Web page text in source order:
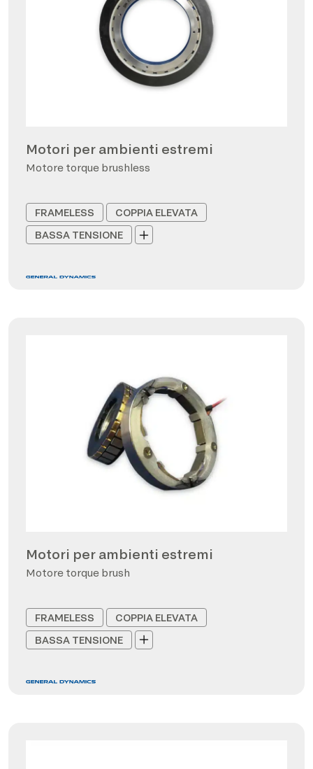
Motori per ambienti estremi
Motore torque brushless
FRAMELESS
COPPIA ELEVATA
BASSA TENSIONE
Motori per ambienti estremi
Motore torque brush
FRAMELESS
COPPIA ELEVATA
BASSA TENSIONE